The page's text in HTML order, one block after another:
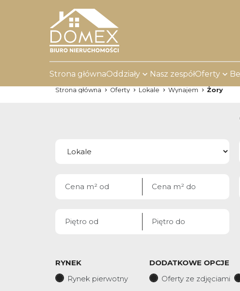
Strona głównaOddziały Nasz zespółOferty
Strona główna Oferty Lokale Wynajem Żory
RYNEK
Rynek pierwotny
DODATKOWE OPCJE
Oferty ze zdjęciami